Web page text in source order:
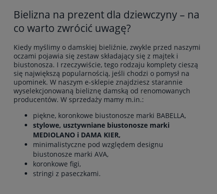
Bielizna na prezent dla dziewczyny – na
co warto zwrócić uwagę?
Kiedy myślimy o damskiej bieliźnie, zwykle przed naszymi
oczami pojawia się zestaw składający się z majtek i
biustonosza. I rzeczywiście, tego rodzaju komplety cieszą
się największą popularnością, jeśli chodzi o pomysł na
upominek. W naszym e-sklepie znajdziesz starannie
wyselekcjonowaną bieliznę damską od renomowanych
producentów. W sprzedaży mamy m.in.:
piękne, koronkowe biustonosze marki BABELLA,
stylowe, usztywniane biustonosze marki
MEDIOLANO i DAMA KIER,
minimalistyczne pod względem designu
biustonosze marki AVA,
koronkowe figi,
stringi z paseczkami.